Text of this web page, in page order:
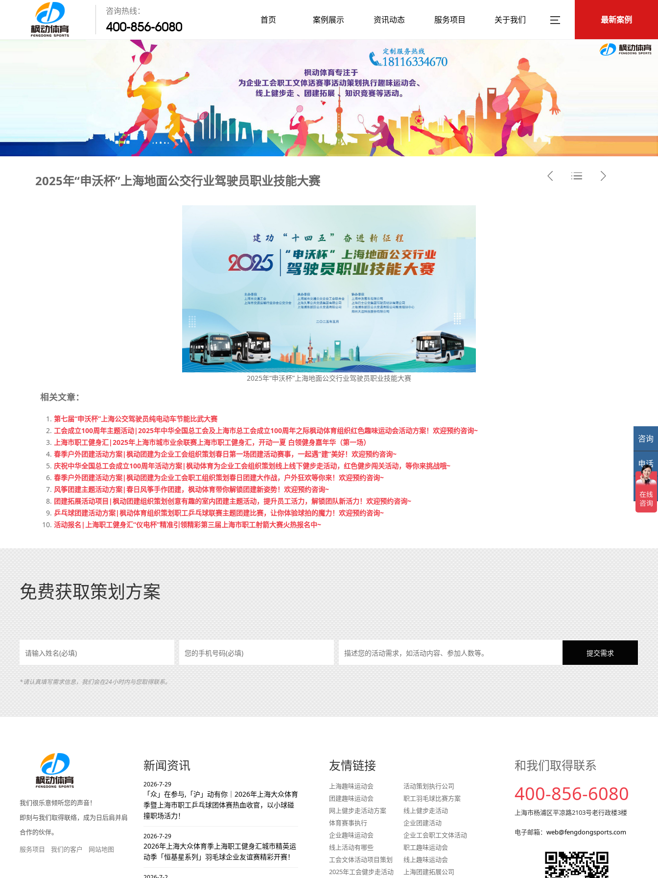
咨询热线：
400-856-6080 最新案例
首页 案例展示 资讯动态 服务项目 关于我们
2025年“申沃杯”上海地面公交行业驾驶员职业技能大赛   
2025年“申沃杯”上海地面公交行业驾驶员职业技能大赛
相关文章：
第七届“申沃杯”上海公交驾驶员纯电动车节能比武大赛
工会成立100周年主题活动|2025年中华全国总工会及上海市总工会成立100周年之际枫动体育组织红色趣味运动会活动方案！欢迎预约咨询~
上海市职工健身汇|2025年上海市城市业余联赛上海市职工健身汇，开动一夏 白领健身嘉年华（第一场）
春季户外团建活动方案|枫动团建为企业工会组织策划春日第一场团建活动赛事，一起遇“建”美好！欢迎预约咨询~
庆祝中华全国总工会成立100周年活动方案|枫动体育为企业工会组织策划线上线下健步走活动，红色健步闯关活动，等你来挑战哦~
春季户外团建活动方案|枫动团建为企业工会职工组织策划春日团建大作战，户外狂欢等你来！欢迎预约咨询~
风筝团建主题活动方案|春日风筝手作团建，枫动体育带你解锁团建新姿势！欢迎预约咨询~
团建拓展活动项目|枫动团建组织策划创意有趣的室内团建主题活动，提升员工活力，解锁团队新活力！欢迎预约咨询~
乒乓球团建活动方案|枫动体育组织策划职工乒乓球联赛主题团建比赛，让你体验球拍的魔力！欢迎预约咨询~
活动报名|上海职工健身汇“仪电杯”精准引领精彩第三届上海市职工射箭大赛火热报名中~
免费获取策划方案
*请认真填写需求信息，我们会在24小时内与您取得联系。
我们很乐意倾听您的声音！
即刻与我们取得联络，成为日后肩并肩
合作的伙伴。
服务项目
我们的客户 网站地图
新闻资讯
2026-7-29
「众」在参与,「沪」动有你｜2026年上海大众体育
季暨上海市职工乒乓球团体赛热血收官，以小球碰
撞职场活力！
2026-7-29
2026年上海大众体育季上海职工健身汇城市精英运
动季「恒基星系列」羽毛球企业友谊赛精彩开赛！
友情链接
上海趣味运动会
活动策划执行公司
团建趣味运动会
职工羽毛球比赛方案
网上健步走活动方案
线上健步走活动
体育赛事执行
企业团建活动
企业趣味运动会
企业工会职工文体活动
线上活动有哪些
职工趣味运动会
工会文体活动项目策划
线上趣味运动会
2025年工会健步走活动
上海团建拓展公司
和我们取得联系
400-856-6080
上海市杨浦区平凉路2103号老行政楼3楼
电子邮箱：web@fengdongsports.com
业
咨询
电话
TOP